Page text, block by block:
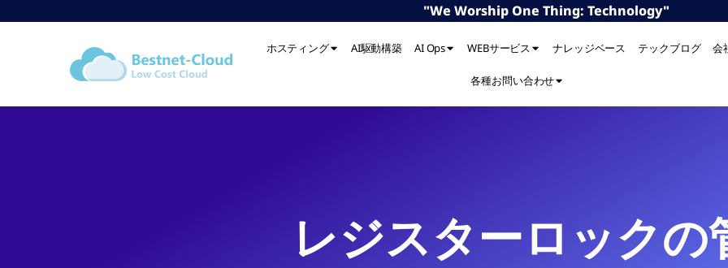
"We Worship One Thing: Technology"
ホスティング AI駆動構築 AI Ops WEBサービス ナレッジベース テックブログ 会
各種お問い合わせ
レジスターロックの